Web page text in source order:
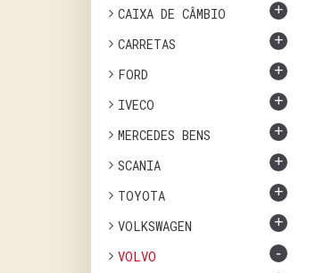
CAIXA DE CÂMBIO +
CARRETAS +
FORD +
IVECO +
MERCEDES BENS +
SCANIA +
TOYOTA +
VOLKSWAGEN +
VOLVO -